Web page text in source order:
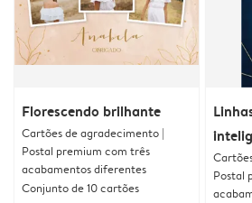
Florescendo brilhante
Cartões de agradecimento |
Postal premium com três
acabamentos diferentes
Conjunto de 10 cartões
Postal